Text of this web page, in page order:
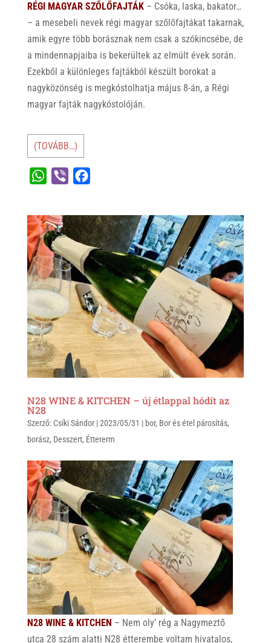
RÉGI MAGYAR SZŐLŐFAJTÁK– Csóka, laska, bakator…
– a mesebeli nevek régi magyar szőlőfajtákat takarnak,
amik egyre több borásznak nem csak a szókincsébe, de
a mindennapjaiba is bekerültek az elmúlt évek során.
Ezekből a különleges fajtákból készült borokat a
nagyközönség is megkóstolhatja május 8-án, a Régi
magyar fajták nagykóstolóján.
(TOVÁBB…)
t
s
A
p
p
e
e
b
o
o
k
N28 WINE & KITCHEN – új étlappal hódít az
N28
Szerző: Csíki Sándor|2023/05/31 | bor, Bor és étel párosítás,
borász, Desszert, Éttererm
N28 WINE & KITCHEN – Nem oly’ rég a Nagymeztő
utca 28 szám alatti N28 étterembe voltam hivatalos,